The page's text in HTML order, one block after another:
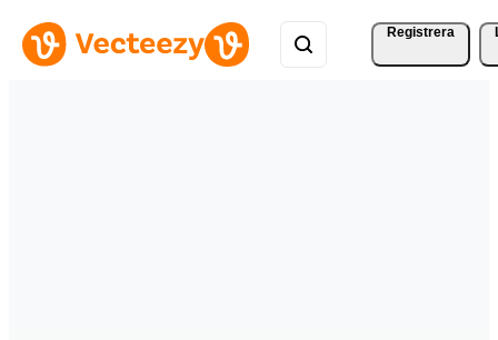
Registrera